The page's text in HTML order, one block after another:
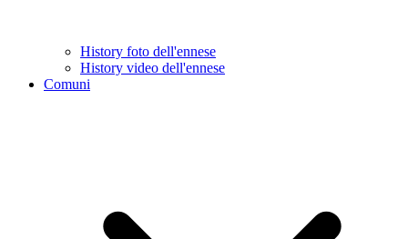
History foto dell'ennese
History video dell'ennese
Comuni